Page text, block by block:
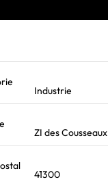
Industrie
ZI des Cousseaux
41300